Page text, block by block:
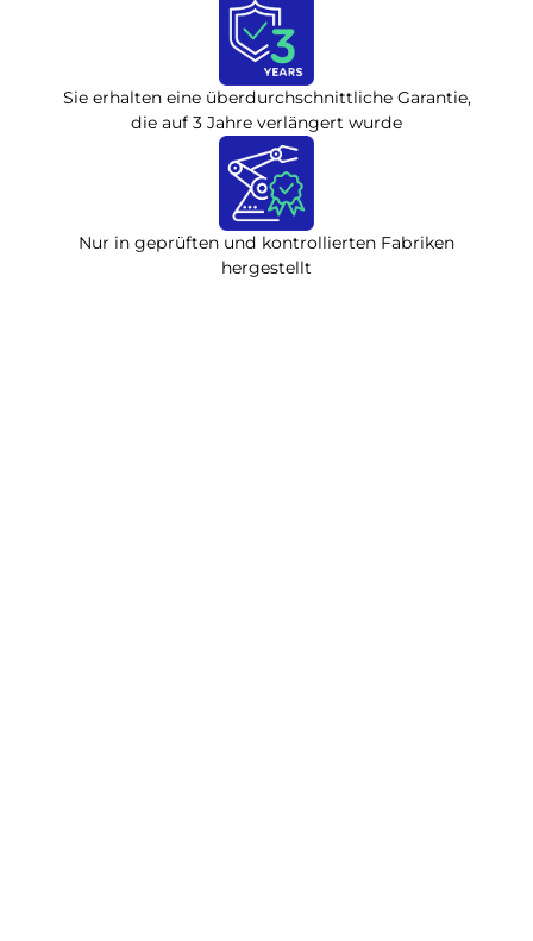
Sie erhalten eine überdurchschnittliche Garantie,
die auf 3 Jahre verlängert wurde
Nur in geprüften und kontrollierten Fabriken
hergestellt